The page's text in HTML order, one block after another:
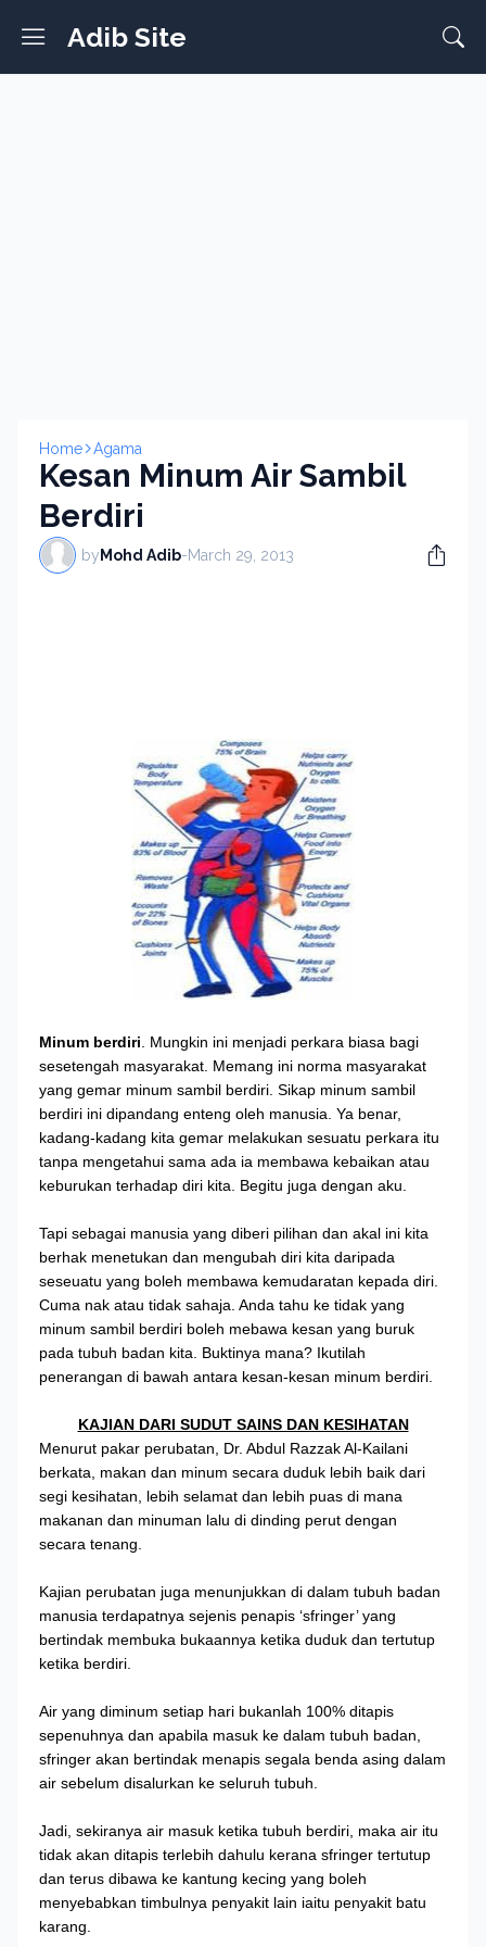
Adib Site
Home Agama
Kesan Minum Air Sambil
Berdiri
by Mohd Adib-March 29, 2013
Minum berdiri . Mungkin ini menjadi perkara biasa bagi
sesetengah masyarakat. Memang ini norma masyarakat
yang gemar minum sambil berdiri. Sikap minum sambil
berdiri ini dipandang enteng oleh manusia. Ya benar,
kadang-kadang kita gemar melakukan sesuatu perkara itu
tanpa mengetahui sama ada ia membawa kebaikan atau
keburukan terhadap diri kita. Begitu juga dengan aku.
Tapi sebagai manusia yang diberi pilihan dan akal ini kita
berhak menetukan dan mengubah diri kita daripada
seseuatu yang boleh membawa kemudaratan kepada diri.
Cuma nak atau tidak sahaja. Anda tahu ke tidak yang
minum sambil berdiri boleh mebawa kesan yang buruk
pada tubuh badan kita. Buktinya mana? Ikutilah
penerangan di bawah antara kesan-kesan minum berdiri.
KAJIAN DARI SUDUT SAINS DAN KESIHATAN
Menurut pakar perubatan, Dr. Abdul Razzak Al-Kailani
berkata, makan dan minum secara duduk lebih baik dari
segi kesihatan, lebih selamat dan lebih puas di mana
makanan dan minuman lalu di dinding perut dengan
secara tenang.
Kajian perubatan juga menunjukkan di dalam tubuh badan
manusia terdapatnya sejenis penapis ‘sfringer’ yang
bertindak membuka bukaannya ketika duduk dan tertutup
ketika berdiri.
Air yang diminum setiap hari bukanlah 100% ditapis
sepenuhnya dan apabila masuk ke dalam tubuh badan,
sfringer akan bertindak menapis segala benda asing dalam
air sebelum disalurkan ke seluruh tubuh.
Jadi, sekiranya air masuk ketika tubuh berdiri, maka air itu
tidak akan ditapis terlebih dahulu kerana sfringer tertutup
dan terus dibawa ke kantung kecing yang boleh
menyebabkan timbulnya penyakit lain iaitu penyakit batu
karang.